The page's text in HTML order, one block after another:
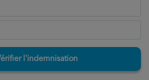
l'indemnisation